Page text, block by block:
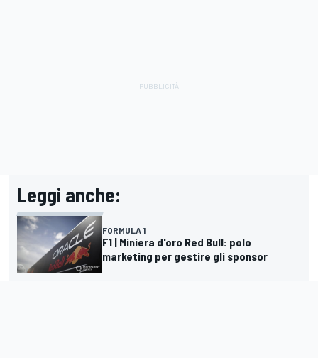
Leggi anche:
FORMULA 1
F1 | Miniera d'oro Red Bull: polo
marketing per gestire gli sponsor